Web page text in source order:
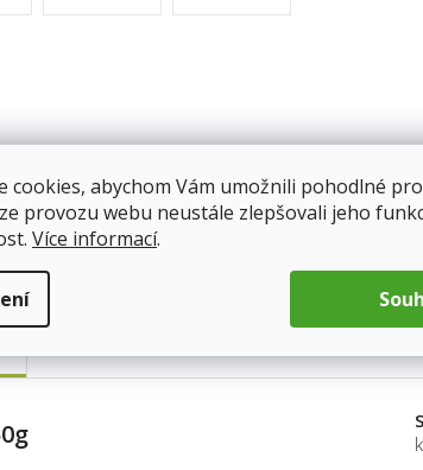
cookies, abychom Vám umožnili pohodlné
provozu webu neustále zlepšovali jeho
Více informací.